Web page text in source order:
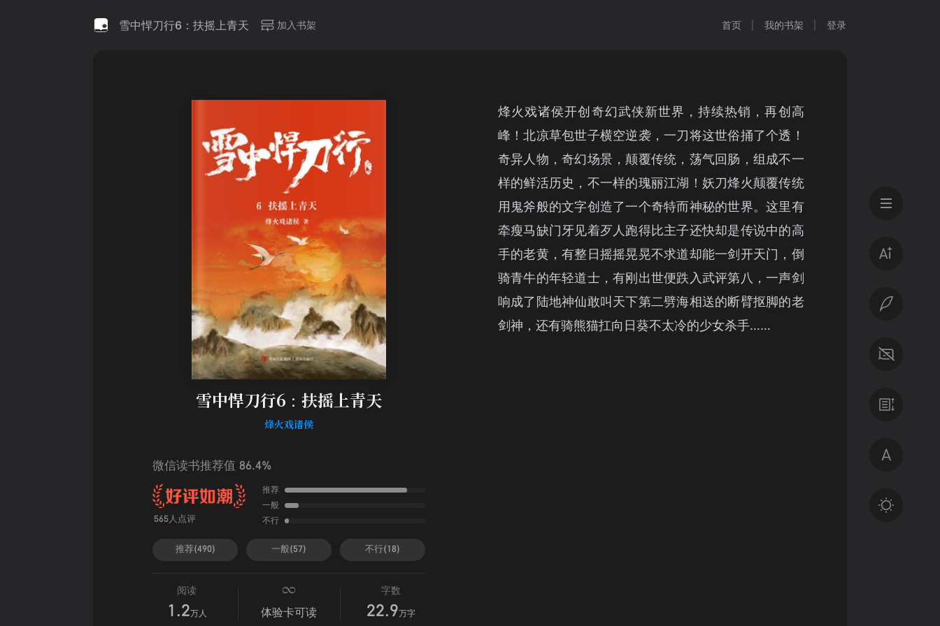
雪中悍刀行6：扶摇上青天 加入书架 首页 我的书架 登录
雪中悍刀行6：扶摇上青天
烽火戏诸侯
微信读书推荐值 86.4%
565人点评
推荐
一般
不行
推荐(490) 一般(57) 不行(18)
阅读
1.2万人 体验卡可读
字数
22.9万字
烽火戏诸侯开创奇幻武侠新世界，持续热销，再创高
峰！北凉草包世子横空逆袭，一刀将这世俗捅了个透！
奇异人物，奇幻场景，颠覆传统，荡气回肠，组成不一
样的鲜活历史，不一样的瑰丽江湖！妖刀烽火颠覆传统
用鬼斧般的文字创造了一个奇特而神秘的世界。这里有
牵瘦马缺门牙见着歹人跑得比主子还快却是传说中的高
手的老黄，有整日摇摇晃晃不求道却能一剑开天门，倒
骑青牛的年轻道士，有刚出世便跌入武评第八，一声剑
响成了陆地神仙敢叫天下第二劈海相送的断臂抠脚的老
剑神，还有骑熊猫扛向日葵不太冷的少女杀手……